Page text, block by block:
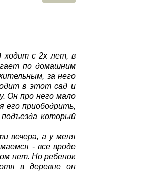
ходит с 2х лет, в
по домашним
за него
в этот сад и
Он про него мало
его приободрить,
который
вечера, а у меня
- все вроде
нет. Но ребенок
в деревне он